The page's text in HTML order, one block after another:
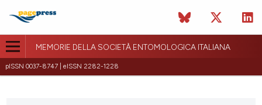
MEMORIE DELLA SOCIETÀ ENTOMOLOGICA ITALIANA
pISSN 0037-8747 | eISSN 2282-1228